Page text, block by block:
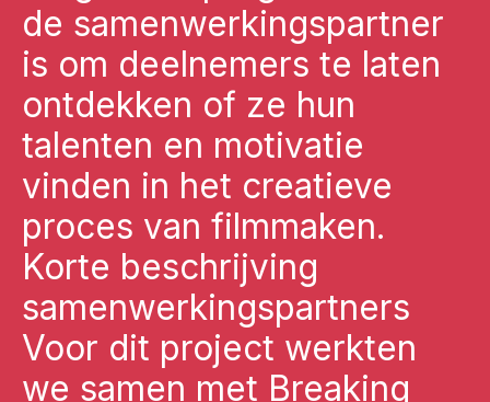
de samenwerkingspartner
is om deelnemers te laten
ontdekken of ze hun
talenten en motivatie
vinden in het creatieve
proces van filmmaken.
‍Korte beschrijving
samenwerkingspartners
Voor dit project werkten
we samen met Breaking